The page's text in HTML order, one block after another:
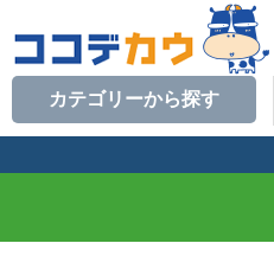
カテゴリーから探す